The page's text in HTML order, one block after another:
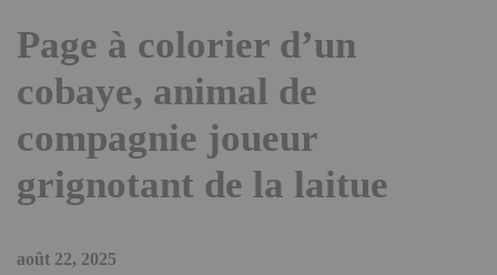
Page à colorier d’un
cobaye, animal de
compagnie joueur
grignotant de la laitue
août 22, 2025